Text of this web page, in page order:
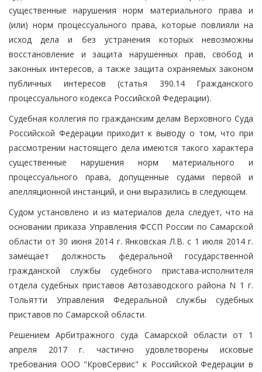
существенные нарушения норм материального права и
(или) норм процессуального права, которые повлияли на
исход дела и без устранения которых невозможны
восстановление и защита нарушенных прав, свобод и
законных интересов, а также защита охраняемых законом
публичных интересов (статья 390.14 Гражданского
процессуального кодекса Российской Федерации).
Судебная коллегия по гражданским делам Верховного Суда
Российской Федерации приходит к выводу о том, что при
рассмотрении настоящего дела имеются такого характера
существенные нарушения норм материального и
процессуального права, допущенные судами первой и
апелляционной инстанций, и они выразились в следующем.
Судом установлено и из материалов дела следует, что на
основании приказа Управления ФССП России по Самарской
области от 30 июня 2014 г. Янковская Л.В. с 1 июля 2014 г.
замещает должность федеральной государственной
гражданской службы судебного пристава-исполнителя
отдела судебных приставов Автозаводского района N 1 г.
Тольятти Управления Федеральной службы судебных
приставов по Самарской области.
Решением Арбитражного суда Самарской области от 1
апреля 2017 г. частично удовлетворены исковые
требования ООО "КровСервис" к Российской Федерации в